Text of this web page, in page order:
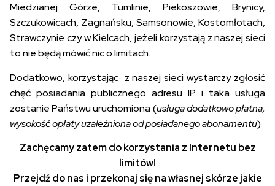
Miedzianej Górze, Tumlinie, Piekoszowie, Brynicy,
Szczukowicach, Zagnańsku, Samsonowie, Kostomłotach,
Strawczynie czy w Kielcach, jeżeli korzystają z naszej sieci
to nie będą mówić nic o limitach.
Dodatkowo, korzystając z naszej sieci wystarczy zgłosić
chęć posiadania publicznego adresu IP i taka usługa
zostanie Państwu uruchomiona (usługa dodatkowo płatna,
wysokość opłaty uzależniona od posiadanego abonamentu)
Zachęcamy zatem do korzystania z Internetu bez
limitów!
Przejdź do nas i przekonaj się na własnej skórze jakie